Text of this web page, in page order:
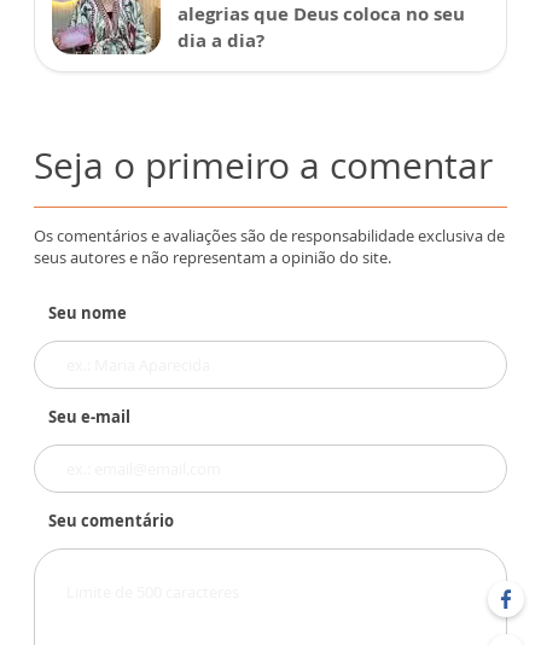
alegrias que Deus coloca no seu
dia a dia?
Seja o primeiro a comentar
Os comentários e avaliações são de responsabilidade exclusiva de
seus autores e não representam a opinião do site.
Seu nome
Seu e-mail
Seu comentário